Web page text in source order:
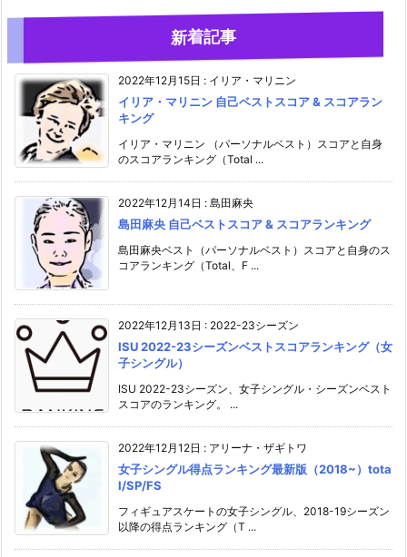
新着記事
2022年12月15日 : イリア・マリニン
イリア・マリニン 自己ベストスコア & スコアラン
キング
イリア・マリニン （パーソナルベスト）スコアと自身
のスコアランキング（Total ...
2022年12月14日 : 島田麻央
島田麻央 自己ベストスコア & スコアランキング
島田麻央ベスト（パーソナルベスト）スコアと自身のス
コアランキング（Total、F ...
2022年12月13日 : 2022-23シーズン
ISU 2022-23シーズンベストスコアランキング（女
子シングル）
ISU 2022-23シーズン、女子シングル・シーズンベスト
スコアのランキング。 ...
2022年12月12日 : アリーナ・ザギトワ
女子シングル得点ランキング最新版（2018~）tota
l/SP/FS
フィギュアスケートの女子シングル、2018-19シーズン
以降の得点ランキング（T ...